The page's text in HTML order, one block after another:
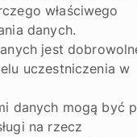
właściwego
danych.
jest
uczestniczenia w
danych mogą być
na rzecz